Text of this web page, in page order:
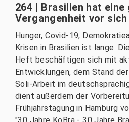
264 | Brasilien hat eine
Vergangenheit vor sich
Hunger, Covid-19,
Krisen in Brasilien ist lange.
Heft beschäftigen sich mit
Entwicklungen, dem Stand
Soli-Arbeit im
dient außerdem der
Frühjahrstagung in Hamburg
"30 Jahre KoBra - 30 Jahre